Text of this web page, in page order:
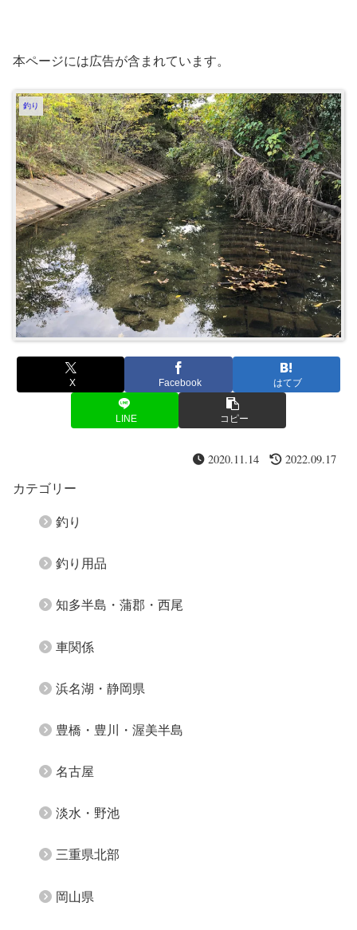
本ページには広告が含まれています。
釣り
X Facebook はてブ
LINE コピー
2020.11.14 2022.09.17
カテゴリー
釣り
釣り用品
知多半島・蒲郡・西尾
車関係
浜名湖・静岡県
豊橋・豊川・渥美半島
名古屋
淡水・野池
三重県北部
岡山県